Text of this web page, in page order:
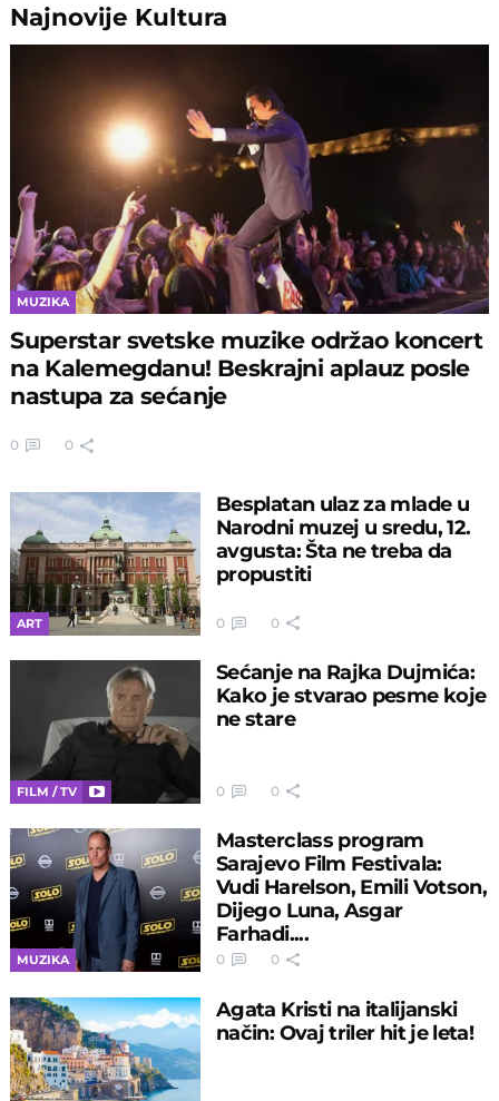
Najnovije Kultura
MUZIKA
Superstar svetske muzike održao koncert
na Kalemegdanu! Beskrajni aplauz posle
nastupa za sećanje
0 0
ART
Besplatan ulaz za mlade u
Narodni muzej u sredu, 12.
avgusta: Šta ne treba da
propustiti
0 0
FILM / TV
Sećanje na Rajka Dujmića:
Kako je stvarao pesme koje
ne stare
0 0
MUZIKA
Masterclass program
Sarajevo Film Festivala:
Vudi Harelson, Emili Votson,
Dijego Luna, Asgar
Farhadi....
0 0
Agata Kristi na italijanski
način: Ovaj triler hit je leta!